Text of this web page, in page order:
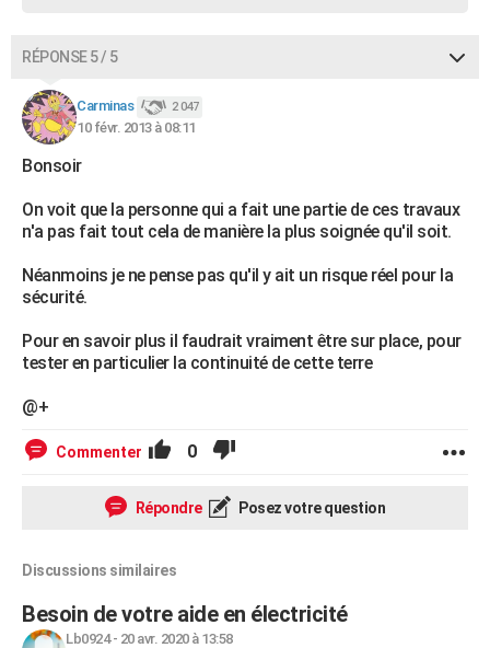
RÉPONSE 5 / 5
Carminas 2 047
10 févr. 2013 à 08:11
Bonsoir
On voit que la personne qui a fait une partie de ces travaux
n'a pas fait tout cela de manière la plus soignée qu'il soit.
Néanmoins je ne pense pas qu'il y ait un risque réel pour la
sécurité.
Pour en savoir plus il faudrait vraiment être sur place, pour
tester en particulier la continuité de cette terre
@+
Commenter 0
Répondre Posez votre question
Discussions similaires
Besoin de votre aide en électricité
Lb0924- 20 avr. 2020 à 13:58